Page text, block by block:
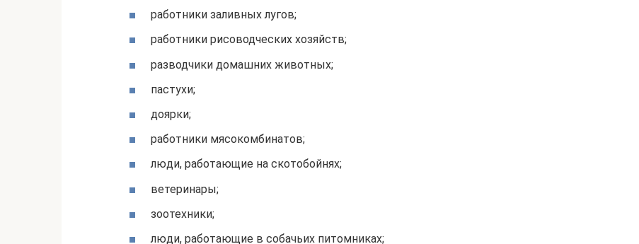
работники заливных лугов;
работники рисоводческих хозяйств;
разводчики домашних животных;
пастухи;
доярки;
работники мясокомбинатов;
люди, работающие на скотобойнях;
ветеринары;
зоотехники;
люди, работающие в собачьих питомниках;